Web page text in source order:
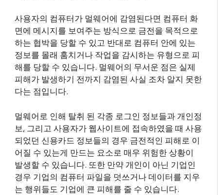
사용자의 컴퓨터가 멀웨어에 감염된다면 컴퓨터 화
면에 메시지를 보여주는 방식으로 금전을 목적으로
하는 협박을 당할 수 있고 반대로 컴퓨터 안에 있는
정보를 몰래 훔치거나 작업을 감시하는 유형으로 피
해를 당할 수 있습니다. 멀웨어의 무서운 점은 실제
피해가 발생하기 전까지 감염된 사실 조차 알지 못한
다는 점입니다.
멀웨어로 인해 탈취 된 각종 로그인 정보들과 개인정
보, 그리고 사용자가 웹사이트에 접속하였을 때 사용
되었던 신용카드 정보들의 경우 금전적인 피해로 이
어질 수 있는게 만드는 요소로 매우 위험한 상황이
발생할 수 있습니다. 또한 만약 개인이 아닌 기업인
경우 기업의 컴퓨터 파일을 덧쓰거나 데이터를 지우
는 행위들도 기업에 큰 피해를 줄 수 있습니다.